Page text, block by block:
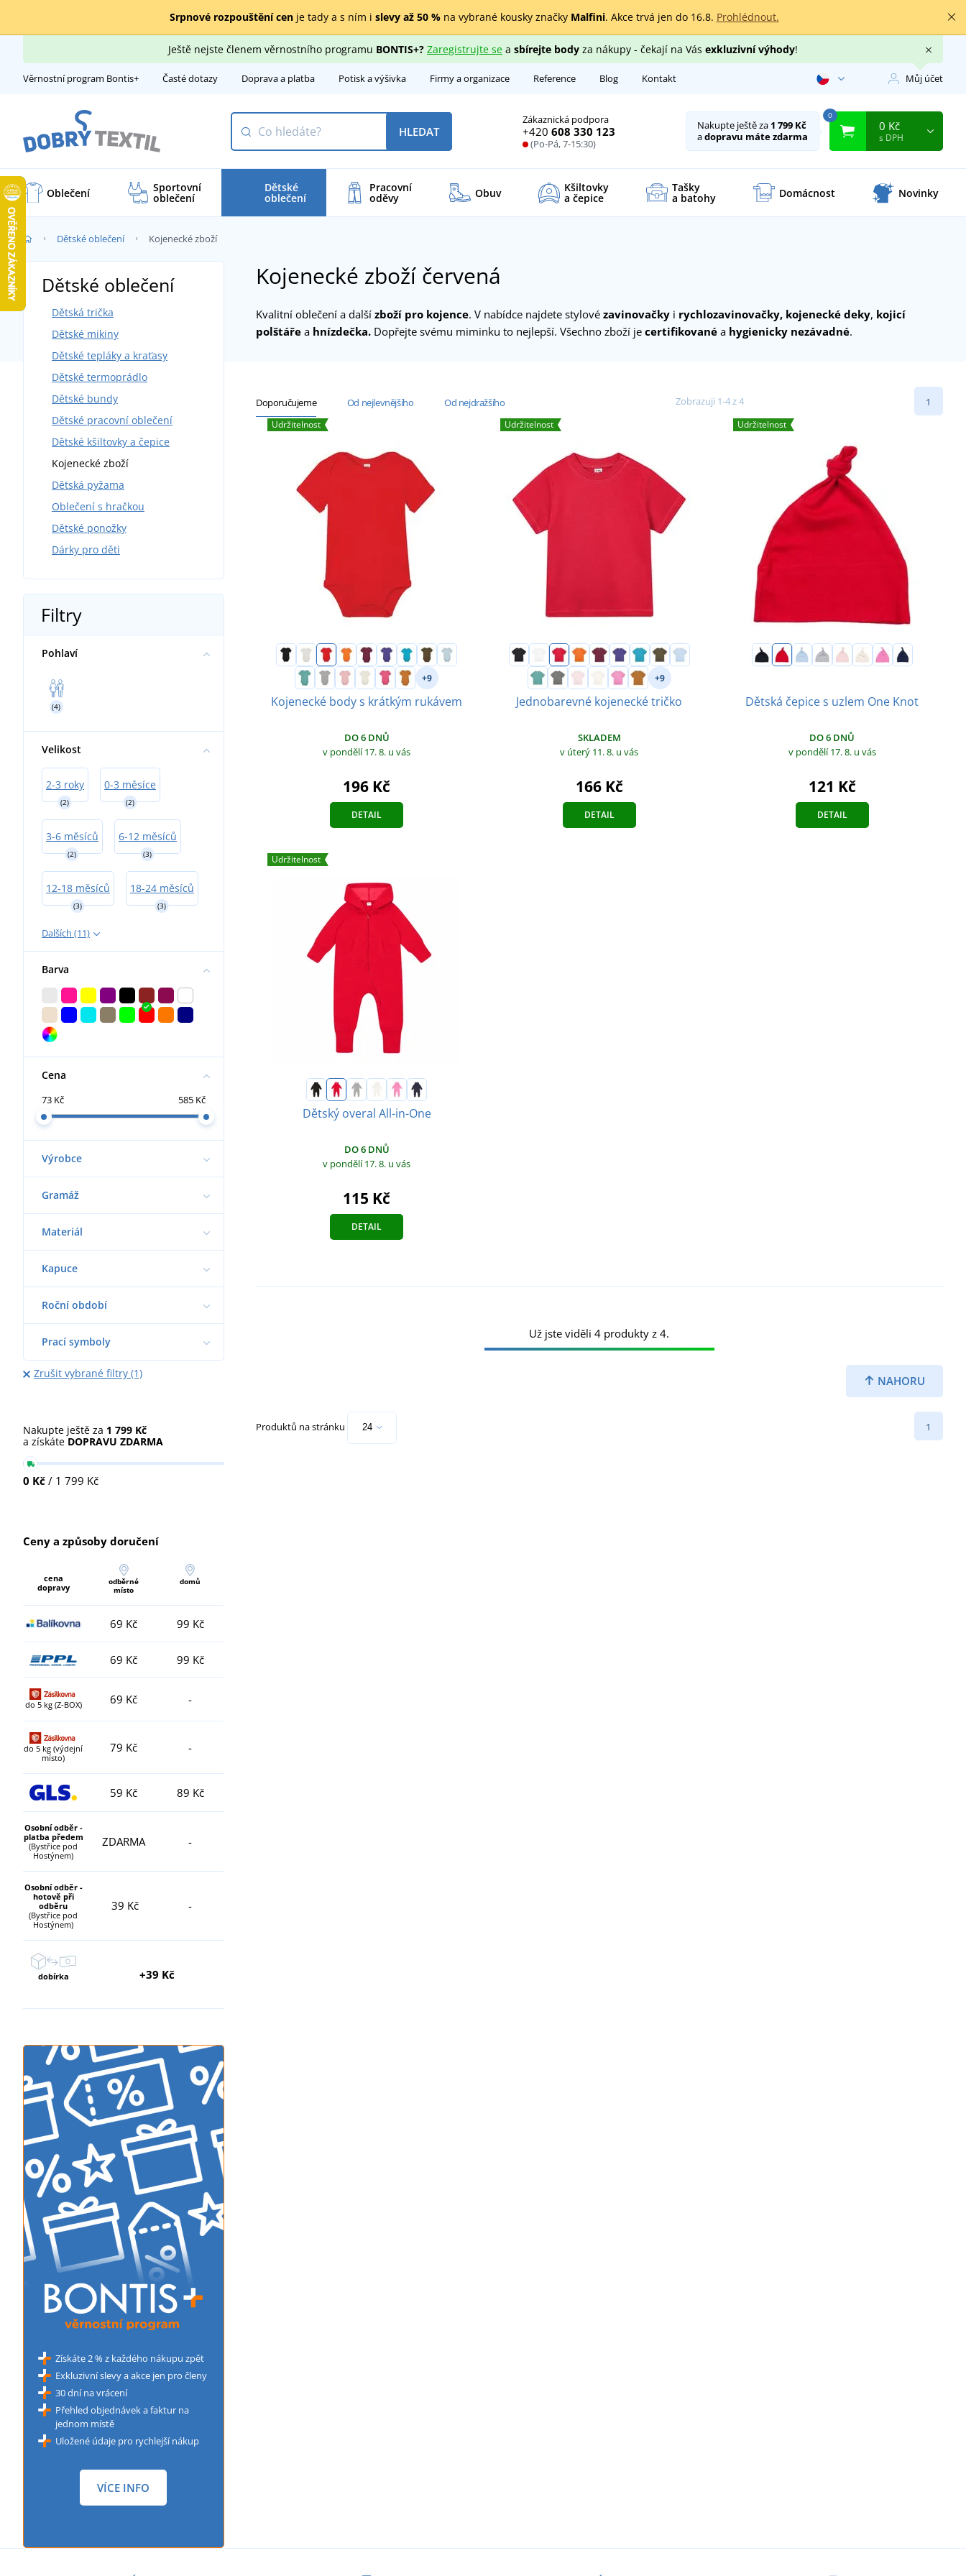
Srpnové rozpouštění cenje tady a s ním i slevy až 50 %na vybrané kousky značky Malfini. Akce trvá jen do 16.8. Prohlédnout.
Ještě nejste členem věrnostního programu BONTIS+? Zaregistrujte sea sbírejte bodyza nákupy - čekají na Vás exkluzivní výhody!
Věrnostní program Bontis+ Časté dotazy Doprava a platba Potisk a výšivka Firmy a organizace Reference Blog Kontakt Můj účet
Zákaznická podpora
+420 608 330 123
(Po-Pá, 7-15:30)
HLEDAT Nakupte ještě za 1 799 Kč
adopravu máte zdarma
0
0 Kč
s DPH
Oblečení Sportovní
oblečení
Dětské
oblečení
Pracovní
oděvy Obuv Kšiltovky
a čepice
Tašky
a batohy Domácnost Novinky
Dětské oblečení Kojenecké zboží
Kojenecké zboží červená
Kvalitní oblečení a další zboží pro kojence. V nabídce najdete stylové zavinovačky i rychlozavinovačky, kojenecké deky, kojicí
polštáře a hnízdečka. Dopřejte svému miminku to nejlepší. Všechno zboží je certifikované a hygienicky nezávadné.
Dětské oblečení
Dětská trička
Dětské mikiny
Dětské tepláky a kraťasy
Dětské termoprádlo
Dětské bundy
Dětské pracovní oblečení
Dětské kšiltovky a čepice
Kojenecké zboží
Dětská pyžama
Oblečení s hračkou
Dětské ponožky
Dárky pro děti
Filtry
Pohlaví
(4)
Velikost
2-3 roky
(2)
0-3 měsíce
(2)
3-6 měsíců
(2)
6-12 měsíců
(3)
12-18 měsíců
(3)
18-24 měsíců
(3)
Dalších (11)
Barva
Cena
73 Kč 585 Kč
Výrobce
Gramáž
Materiál
Kapuce
Roční období
Prací symboly
Zrušit vybrané filtry (1)
Nakupte ještě za 1 799 Kč
a získáte DOPRAVU ZDARMA
0 Kč / 1 799 Kč
Ceny a způsoby doručení
cena
dopravy
odběrné
místo
domů
69 Kč 99 Kč
69 Kč 99 Kč
do 5 kg (Z-BOX) 69 Kč -
do 5 kg (výdejní
místo)
79 Kč -
59 Kč 89 Kč
Osobní odběr -
platba předem
(Bystřice pod
Hostýnem)
ZDARMA -
Osobní odběr -
hotově při
odběru
(Bystřice pod
Hostýnem)
39 Kč -
dobírka +39 Kč
Získáte 2 % z každého nákupu zpět
Exkluzivní slevy a akce jen pro členy
30 dní na vrácení
Přehled objednávek a faktur na
jednom místě
Uložené údaje pro rychlejší nákup
VÍCE INFO
Doporučujeme Od nejlevnějšího Od nejdražšího Zobrazuji 1-4 z 4 1
Udržitelnost
+9
Kojenecké body s krátkým rukávem
DO 6 DNŮ
v pondělí 17. 8. u vás
196 Kč
DETAIL
Udržitelnost
+9
Jednobarevné kojenecké tričko
SKLADEM
v úterý 11. 8. u vás
166 Kč
DETAIL
Udržitelnost
Dětská čepice s uzlem One Knot
DO 6 DNŮ
v pondělí 17. 8. u vás
121 Kč
DETAIL
Udržitelnost
Dětský overal All-in-One
DO 6 DNŮ
v pondělí 17. 8. u vás
115 Kč
DETAIL
NAHORU
Už jste viděli 4 produkty z 4.
Produktů na stránku 1